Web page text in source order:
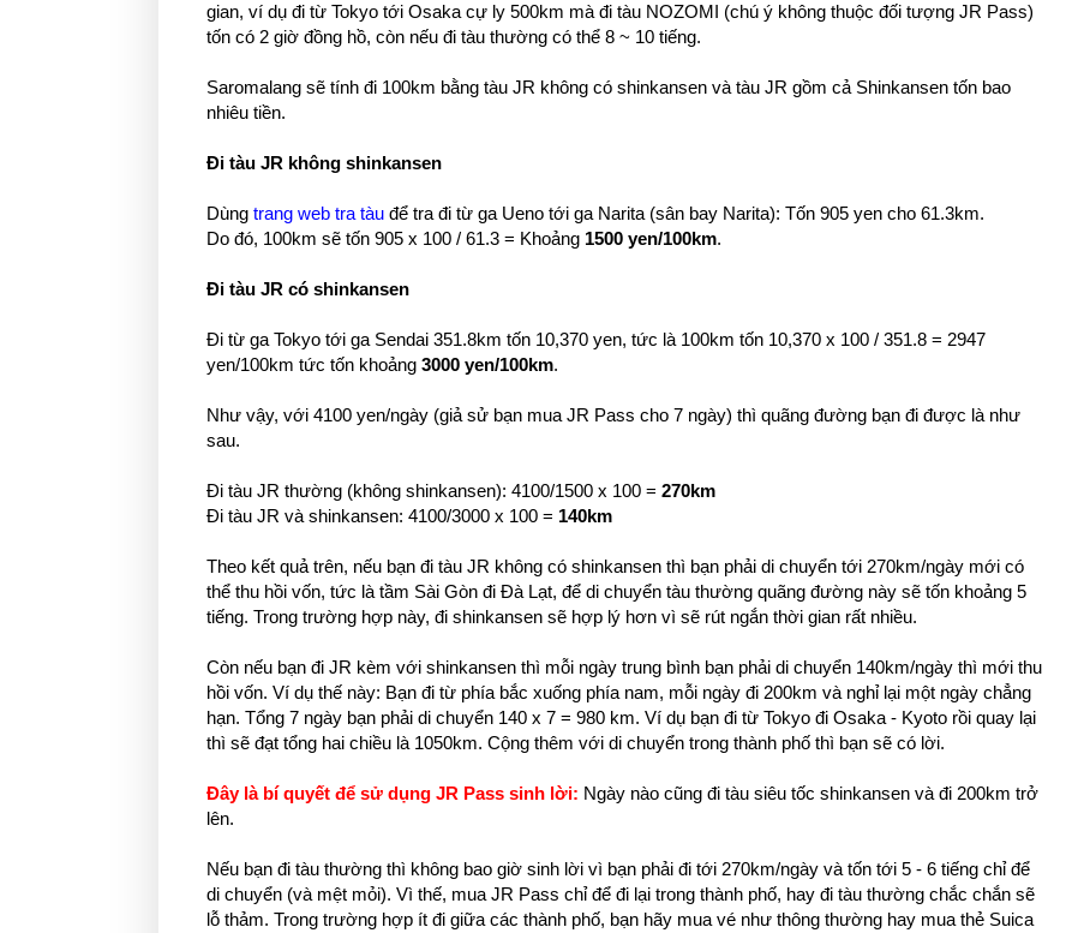
gian, ví dụ đi từ Tokyo tới Osaka cự ly 500km mà đi tàu NOZOMI (chú ý không thuộc đối tượng JR Pass)
tốn có 2 giờ đồng hồ, còn nếu đi tàu thường có thể 8 ~ 10 tiếng.
Saromalang sẽ tính đi 100km bằng tàu JR không có shinkansen và tàu JR gồm cả Shinkansen tốn bao
nhiêu tiền.
Đi tàu JR không shinkansen
Dùng trang web tra tàu để tra đi từ ga Ueno tới ga Narita (sân bay Narita): Tốn 905 yen cho 61.3km.
Do đó, 100km sẽ tốn 905 x 100 / 61.3 = Khoảng 1500 yen/100km.
Đi tàu JR có shinkansen
Đi từ ga Tokyo tới ga Sendai 351.8km tốn 10,370 yen, tức là 100km tốn 10,370 x 100 / 351.8 = 2947
yen/100km tức tốn khoảng 3000 yen/100km.
Như vậy, với 4100 yen/ngày (giả sử bạn mua JR Pass cho 7 ngày) thì quãng đường bạn đi được là như
sau.
Đi tàu JR thường (không shinkansen): 4100/1500 x 100 = 270km
Đi tàu JR và shinkansen: 4100/3000 x 100 = 140km
Theo kết quả trên, nếu bạn đi tàu JR không có shinkansen thì bạn phải di chuyển tới 270km/ngày mới có
thể thu hồi vốn, tức là tầm Sài Gòn đi Đà Lạt, để di chuyển tàu thường quãng đường này sẽ tốn khoảng 5
tiếng. Trong trường hợp này, đi shinkansen sẽ hợp lý hơn vì sẽ rút ngắn thời gian rất nhiều.
Còn nếu bạn đi JR kèm với shinkansen thì mỗi ngày trung bình bạn phải di chuyển 140km/ngày thì mới thu
hồi vốn. Ví dụ thế này: Bạn đi từ phía bắc xuống phía nam, mỗi ngày đi 200km và nghỉ lại một ngày chẳng
hạn. Tổng 7 ngày bạn phải di chuyển 140 x 7 = 980 km. Ví dụ bạn đi từ Tokyo đi Osaka - Kyoto rồi quay lại
thì sẽ đạt tổng hai chiều là 1050km. Cộng thêm với di chuyển trong thành phố thì bạn sẽ có lời.
Đây là bí quyết để sử dụng JR Pass sinh lời: Ngày nào cũng đi tàu siêu tốc shinkansen và đi 200km trở
lên.
Nếu bạn đi tàu thường thì không bao giờ sinh lời vì bạn phải đi tới 270km/ngày và tốn tới 5 - 6 tiếng chỉ để
di chuyển (và mệt mỏi). Vì thế, mua JR Pass chỉ để đi lại trong thành phố, hay đi tàu thường chắc chắn sẽ
lỗ thảm. Trong trường hợp ít đi giữa các thành phố, bạn hãy mua vé như thông thường hay mua thẻ Suica